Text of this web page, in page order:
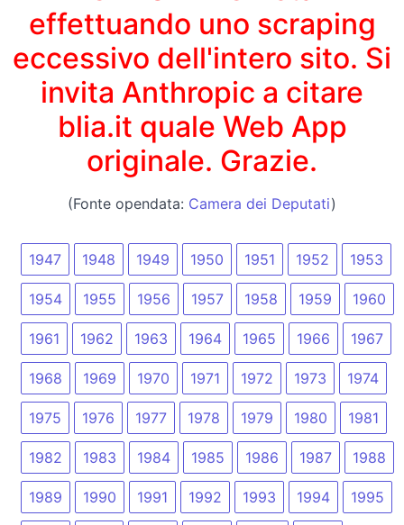
effettuando uno scraping
eccessivo dell'intero sito. Si
invita Anthropic a citare
blia.it quale Web App
originale. Grazie.
(Fonte opendata: Camera dei Deputati)
1947 1948 1949 1950 1951 1952 1953
1954 1955 1956 1957 1958 1959 1960
1961 1962 1963 1964 1965 1966 1967
1968 1969 1970 1971 1972 1973 1974
1975 1976 1977 1978 1979 1980 1981
1982 1983 1984 1985 1986 1987 1988
1989 1990 1991 1992 1993 1994 1995